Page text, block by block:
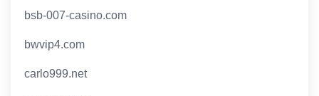
bsb-007-casino.com
bwvip4.com
carlo999.net